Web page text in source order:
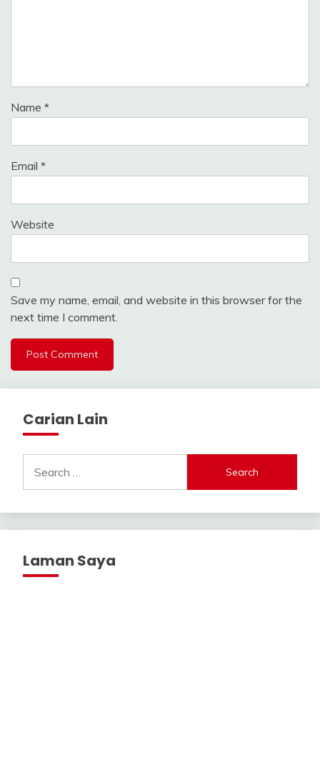
Name *
Email *
Website
Save my name, email, and website in this browser for the
next time I comment.
Carian Lain
for:
Laman Saya